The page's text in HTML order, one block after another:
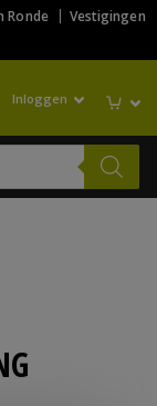
Ronde
Vestigingen
Inloggen